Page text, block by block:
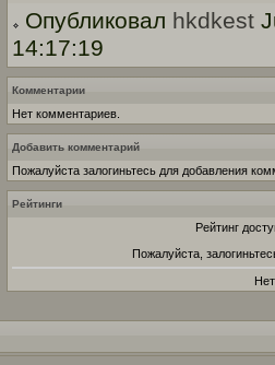
Опубликовал hkdkest
14:17:19
Комментарии
Нет комментариев.
Добавить комментарий
Пожалуйста залогиньтесь для добавления
Рейтинги
Рейтинг
Пожалуйста,